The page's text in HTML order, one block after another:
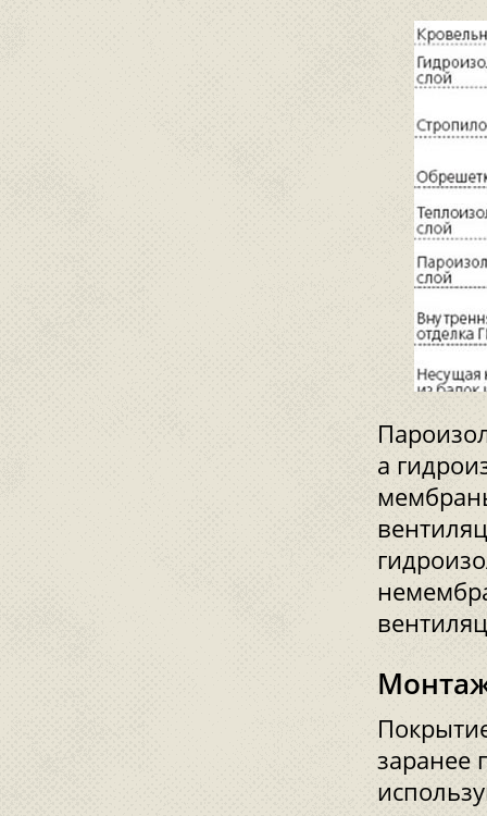
а
заранее